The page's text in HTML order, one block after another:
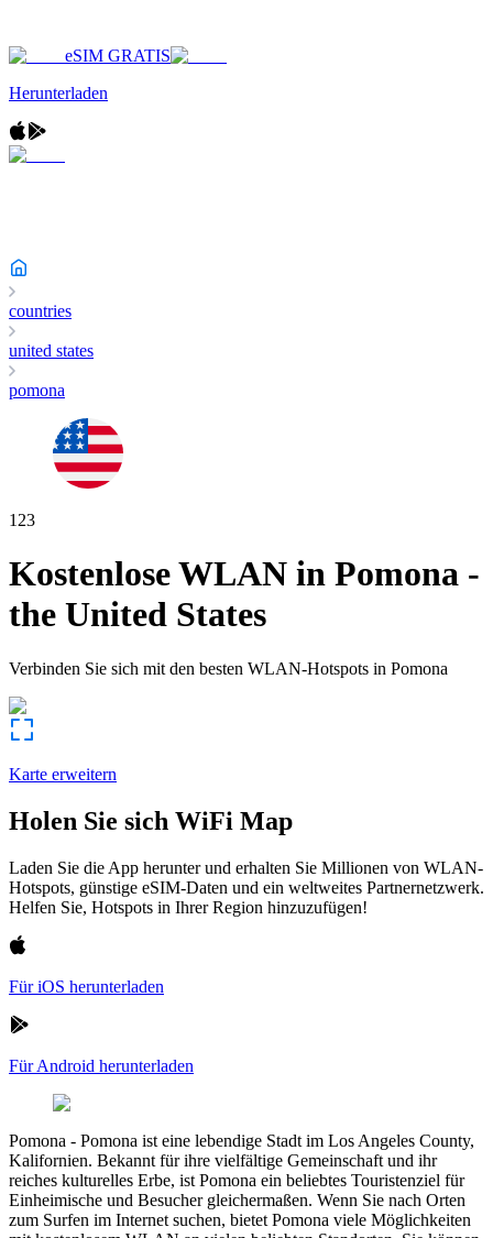
eSIM GRATIS
Herunterladen
countries
united states
pomona
123
Kostenlose WLAN in Pomona -
the United States
Verbinden Sie sich mit den besten WLAN-Hotspots in Pomona
Karte erweitern
Holen Sie sich WiFi Map
Laden Sie die App herunter und erhalten Sie Millionen von WLAN-
Hotspots, günstige eSIM-Daten und ein weltweites Partnernetzwerk.
Helfen Sie, Hotspots in Ihrer Region hinzuzufügen!
Für iOS herunterladen
Für Android herunterladen
Pomona - Pomona ist eine lebendige Stadt im Los Angeles County,
Kalifornien. Bekannt für ihre vielfältige Gemeinschaft und ihr
reiches kulturelles Erbe, ist Pomona ein beliebtes Touristenziel für
Einheimische und Besucher gleichermaßen. Wenn Sie nach Orten
zum Surfen im Internet suchen, bietet Pomona viele Möglichkeiten